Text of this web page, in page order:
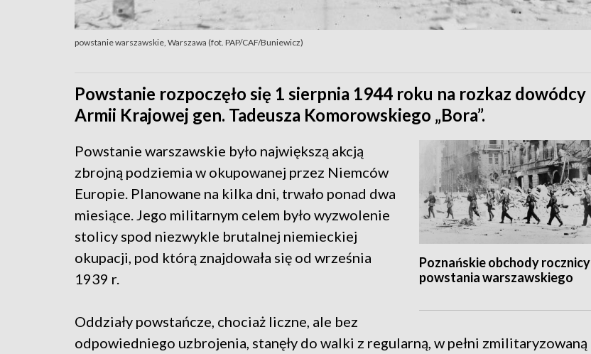
powstanie warszawskie, Warszawa (fot. PAP/CAF/Buniewicz)
Powstanie rozpoczęło się 1 sierpnia 1944 roku na rozkaz dowódcy
Armii Krajowej gen. Tadeusza Komorowskiego „Bora”.
Poznańskie obchody rocznicy
powstania warszawskiego
Powstanie warszawskie było największą akcją
zbrojną podziemia w okupowanej przez Niemców
Europie. Planowane na kilka dni, trwało ponad dwa
miesiące. Jego militarnym celem było wyzwolenie
stolicy spod niezwykle brutalnej niemieckiej
okupacji, pod którą znajdowała się od września
1939 r.
Oddziały powstańcze, chociaż liczne, ale bez
odpowiedniego uzbrojenia, stanęły do walki z regularną, w pełni zmilitaryzowaną